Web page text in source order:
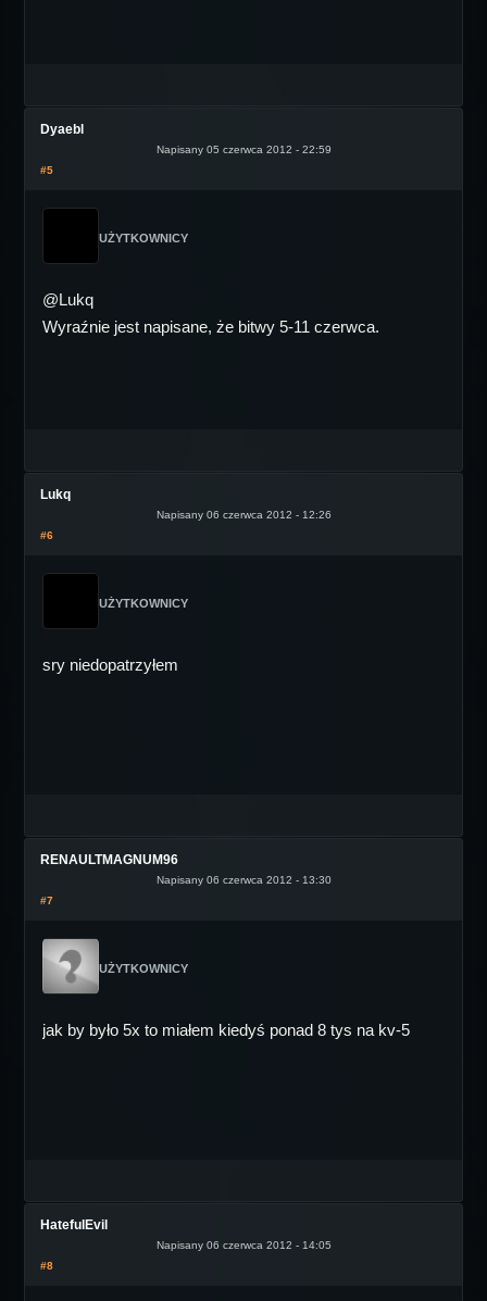
Dyaebl
Napisany 05 czerwca 2012 - 22:59
#5
UŻYTKOWNICY
@Lukq
Wyraźnie jest napisane, że bitwy 5-11 czerwca.
Lukq
Napisany 06 czerwca 2012 - 12:26
#6
UŻYTKOWNICY
sry niedopatrzyłem
RENAULTMAGNUM96
Napisany 06 czerwca 2012 - 13:30
#7
UŻYTKOWNICY
jak by było 5x to miałem kiedyś ponad 8 tys na kv-5
HatefulEvil
Napisany 06 czerwca 2012 - 14:05
#8